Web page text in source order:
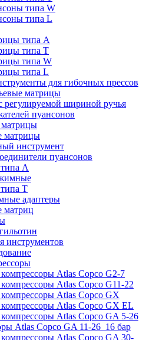
типа W
типа L
типа A
типа T
типа W
типа L
для гибочных прессов
матрицы
шириной ручья
пуансонов
матрицы
инструмент
пуансонов
A
T
адаптеры
матриц
инструментов
Atlas Copco G2-7
Atlas Copco G11-22
Atlas Copco GX
Atlas Copco GX EL
Atlas Copco GA 5-26
Atlas Copco GA 11-26_16 бар
Atlas Copco GA 30-